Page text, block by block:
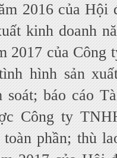
2016 của
kinh doanh
2017 của Công
hình sản
soát; báo cáo
Công ty
phần; thù